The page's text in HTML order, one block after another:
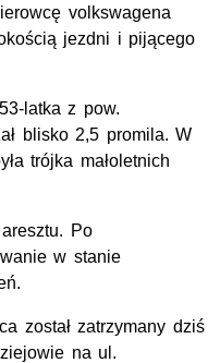
volkswagena
jezdni i pijącego
latka z pow.
blisko 2,5 promila. W
trójka małoletnich
Po
w stanie
został zatrzymany dziś
na ul.